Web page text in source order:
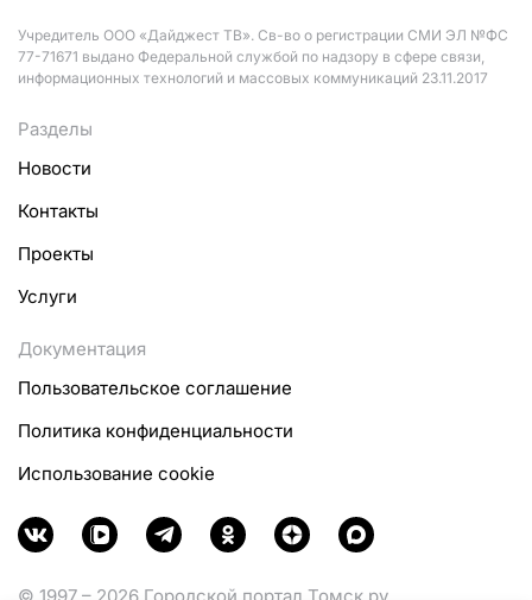
Учредитель ООО «Дайджест ТВ». Св-во о регистрации СМИ ЭЛ №ФС
77-71671 выдано Федеральной службой по надзору в сфере связи,
информационных технологий и массовых коммуникаций 23.11.2017
Разделы
Новости
Контакты
Проекты
Услуги
Документация
Пользовательское соглашение
Политика конфиденциальности
Использование cookie